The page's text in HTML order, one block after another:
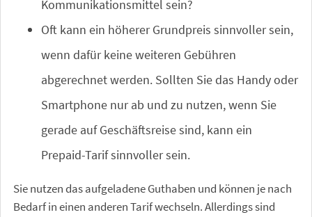
Kommunikationsmittel sein?
Oft kann ein höherer Grundpreis sinnvoller sein,
wenn dafür keine weiteren Gebühren
abgerechnet werden. Sollten Sie das Handy oder
Smartphone nur ab und zu nutzen, wenn Sie
gerade auf Geschäftsreise sind, kann ein
Prepaid-Tarif sinnvoller sein.
Sie nutzen das aufgeladene Guthaben und können je nach
Bedarf in einen anderen Tarif wechseln. Allerdings sind